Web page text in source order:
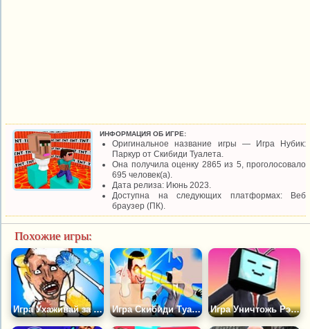
ИНФОРМАЦИЯ ОБ ИГРЕ:
Оригинальное название игры — Игра Нубик:
Паркур от Скибиди Туалета.
Она получила оценку 2865 из 5, проголосовало
695 человек(а).
Дата релиза: Июнь 2023.
Доступна на следующих платформах: Веб
браузер (ПК).
Похожие игры:
Игра Ухаживай за Скибиди Туалетом Игра Скибиди Туалет Головоломка Игра Уничтожь Рэгдолл: Плейграунд